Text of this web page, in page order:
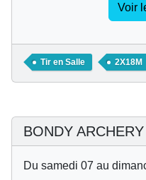
Voir
Tir en Salle 2X18M
BONDY
Du samedi 07 au